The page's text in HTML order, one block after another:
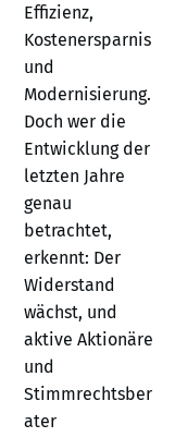
Effizienz,
Kostenersparnis
und
Modernisierung.
Doch wer die
Entwicklung der
letzten Jahre
genau
betrachtet,
erkennt: Der
Widerstand
wächst, und
aktive Aktionäre
und
Stimmrechtsber
ater